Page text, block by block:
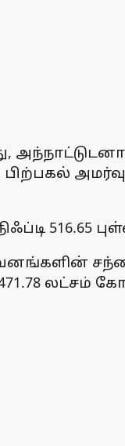
அமர்வு
516.65
471.78 லட்சம்